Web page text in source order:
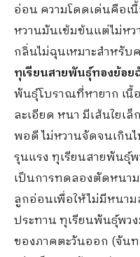
อ่อน ความโดดเด่นคือเ
หวานมันเข้มข้นแต่ไม่ห
กลิ่นไม่ฉุนเหมาะสำหรั
ทุเรียนสายพันธุ์ทองย้อย
พันธุ์โบราณที่หายาก เนื้
ละเอียด หนา มีเส้นใยเ
พอดี ไม่หวานจัดจนเกิน
รุนแรง ทุเรียนสายพันธุ์
เป็นการทดลองตัดหนา
ลูกอ่อนเพื่อให้ไม่มีหนา
ประทาน ทุเรียนพันธุ์พ
ของภาคตะวันออก (จัน